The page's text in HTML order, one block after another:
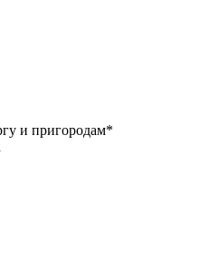
и пригородам*